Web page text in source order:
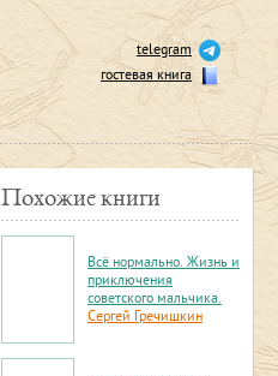
telegram
гостевая книга
Похожие книги
Всё нормально. Жизнь и
приключения
советского мальчика.
Сергей Гречишкин